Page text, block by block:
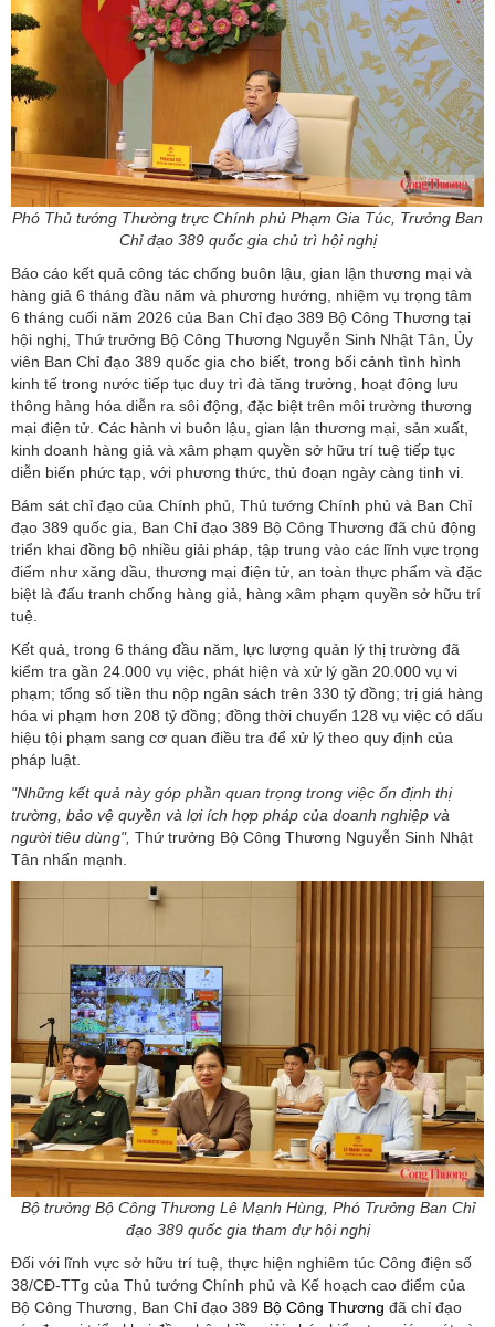
Phó Thủ tướng Thường trực Chính phủ Phạm Gia Túc, Trưởng Ban
Chỉ đạo 389 quốc gia chủ trì hội nghị
Báo cáo kết quả công tác chống buôn lậu, gian lận thương mại và
hàng giả 6 tháng đầu năm và phương hướng, nhiệm vụ trọng tâm
6 tháng cuối năm 2026 của Ban Chỉ đạo 389 Bộ Công Thương tại
hội nghị, Thứ trưởng Bộ Công Thương Nguyễn Sinh Nhật Tân, Ủy
viên Ban Chỉ đạo 389 quốc gia cho biết, trong bối cảnh tình hình
kinh tế trong nước tiếp tục duy trì đà tăng trưởng, hoạt động lưu
thông hàng hóa diễn ra sôi động, đặc biệt trên môi trường thương
mại điện tử. Các hành vi buôn lậu, gian lận thương mại, sản xuất,
kinh doanh hàng giả và xâm phạm quyền sở hữu trí tuệ tiếp tục
diễn biến phức tạp, với phương thức, thủ đoạn ngày càng tinh vi.
Bám sát chỉ đạo của Chính phủ, Thủ tướng Chính phủ và Ban Chỉ
đạo 389 quốc gia, Ban Chỉ đạo 389 Bộ Công Thương đã chủ động
triển khai đồng bộ nhiều giải pháp, tập trung vào các lĩnh vực trọng
điểm như xăng dầu, thương mại điện tử, an toàn thực phẩm và đặc
biệt là đấu tranh chống hàng giả, hàng xâm phạm quyền sở hữu trí
tuệ.
Kết quả, trong 6 tháng đầu năm, lực lượng quản lý thị trường đã
kiểm tra gần 24.000 vụ việc, phát hiện và xử lý gần 20.000 vụ vi
phạm; tổng số tiền thu nộp ngân sách trên 330 tỷ đồng; trị giá hàng
hóa vi phạm hơn 208 tỷ đồng; đồng thời chuyển 128 vụ việc có dấu
hiệu tội phạm sang cơ quan điều tra để xử lý theo quy định của
pháp luật.
"Những kết quả này góp phần quan trọng trong việc ổn định thị
trường, bảo vệ quyền và lợi ích hợp pháp của doanh nghiệp và
người tiêu dùng", Thứ trưởng Bộ Công Thương Nguyễn Sinh Nhật
Tân nhấn mạnh.
Bộ trưởng Bộ Công Thương Lê Mạnh Hùng, Phó Trưởng Ban Chỉ
đạo 389 quốc gia tham dự hội nghị
Đối với lĩnh vực sở hữu trí tuệ, thực hiện nghiêm túc Công điện số
38/CĐ-TTg của Thủ tướng Chính phủ và Kế hoạch cao điểm của
Bộ Công Thương, Ban Chỉ đạo 389 Bộ Công Thương đã chỉ đạo